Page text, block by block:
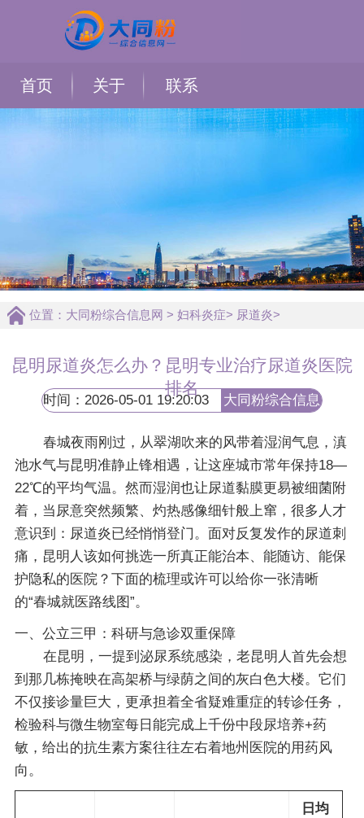
首页 关于 联系
位置： 大同粉综合信息网 > 妇科炎症> 尿道炎>
昆明尿道炎怎么办？昆明专业治疗尿道炎医院
排名
时间：2026-05-01 19:20:03
大同粉综合信息
春城夜雨刚过，从翠湖吹来的风带着湿润气息，滇
池水气与昆明准静止锋相遇，让这座城市常年保持18—
22℃的平均气温。然而湿润也让尿道黏膜更易被细菌附
着，当尿意突然频繁、灼热感像细针般上窜，很多人才
意识到：尿道炎已经悄悄登门。面对反复发作的尿道刺
痛，昆明人该如何挑选一所真正能治本、能随访、能保
护隐私的医院？下面的梳理或许可以给你一张清晰
的“春城就医路线图”。
一、公立三甲：科研与急诊双重保障
在昆明，一提到泌尿系统感染，老昆明人首先会想
到那几栋掩映在高架桥与绿荫之间的灰白色大楼。它们
不仅接诊量巨大，更承担着全省疑难重症的转诊任务，
检验科与微生物室每日能完成上千份中段尿培养+药
敏，给出的抗生素方案往往左右着地州医院的用药风
向。
日均